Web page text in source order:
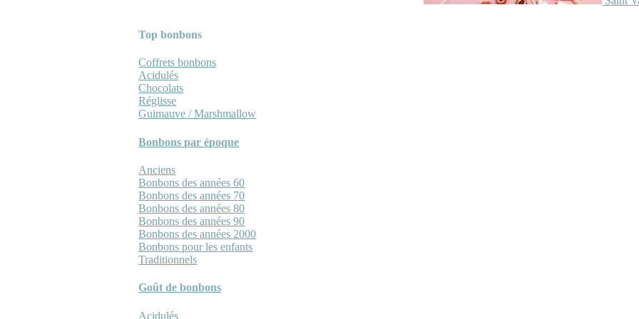
Top bonbons
Coffrets bonbons
Acidulés
Chocolats
Réglisse
Guimauve / Marshmallow
Bonbons par époque
Anciens
Bonbons des années 60
Bonbons des années 70
Bonbons des années 80
Bonbons des années 90
Bonbons des années 2000
Bonbons pour les enfants
Traditionnels
Goût de bonbons
Acidulés